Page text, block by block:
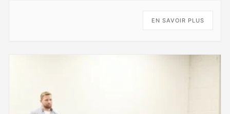
EN SAVOIR PLUS